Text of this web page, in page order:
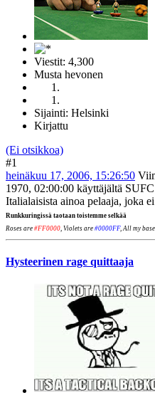
Viestit: 4,300
Musta hevonen
Sijainti: Helsinki
Kirjattu
(Ei otsikkoa)
#1
heinäkuu 17, 2006, 15:26:50
1970, 02:00:00 käyttäjältä SUFC
Italialaisista ainoa pelaaja, joka
Runkkuringissä taotaan toistemme selkää
Roses are #FF0000 , Violets are #0000FF, All my
Hysteerinen rage quittaaja